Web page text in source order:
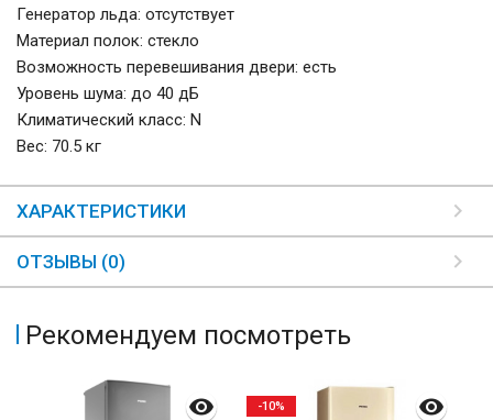
Генератор льда: отсутствует
Материал полок: стекло
Возможность перевешивания двери: есть
Уровень шума: до 40 дБ
Климатический класс: N
Вес: 70.5 кг
ХАРАКТЕРИСТИКИ
ОТЗЫВЫ (0)
Рекомендуем посмотреть
-10%